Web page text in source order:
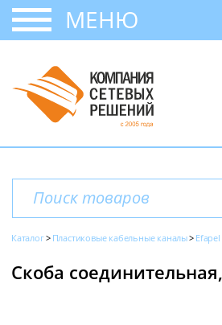
МЕНЮ
Каталог Пластиковые кабельные каналы Efapel
Скоба